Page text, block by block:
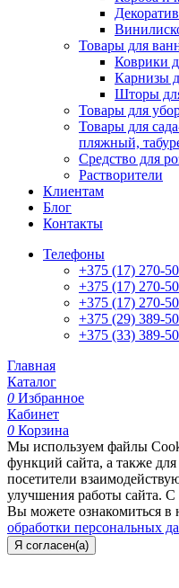
Товары для
Коврики
Карнизы
Шторы
Товары для
Товары для
пляжный,
Средство для
Растворители
Клиентам
Блог
Контакты
Телефоны
+375 (17) 270-
+375 (17) 270-
+375 (17) 270-
+375 (29) 389-
+375 (33) 389-
Главная
Каталог
0 Избранное
Кабинет
0 Корзина
Мы используем файлы
функций сайта, а также
посетители
улучшения работы сайта.
Вы можете ознакомиться в
обработки персональных
Я согласен(а)